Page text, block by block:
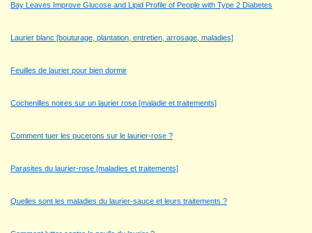
Bay Leaves Improve Glucose and Lipid Profile of People with Type 2 Diabetes
Laurier blanc [bouturage, plantation, entretien, arrosage, maladies]
Feuilles de laurier pour bien dormir
Cochenilles noires sur un laurier rose [maladie et traitements]
Comment tuer les pucerons sur le laurier-rose ?
Parasites du laurier-rose [maladies et traitements]
Quelles sont les maladies du laurier-sauce et leurs traitements ?